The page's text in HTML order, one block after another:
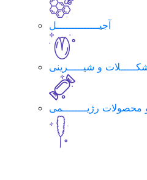
آجیــــــــــــــل
و شیـــــرینی
و محصولات رژیــــــــمی